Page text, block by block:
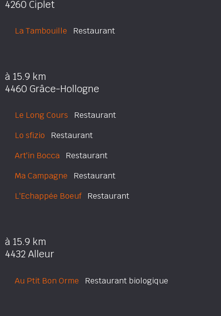
4260 Ciplet
La Tambouille Restaurant
à 15.9 km
4460 Grâce-Hollogne
Le Long Cours Restaurant
Lo sfizio Restaurant
Art'in Bocca Restaurant
Ma Campagne Restaurant
L'Echappée BoeufRestaurant
à 15.9 km
4432 Alleur
Au Ptit Bon Orme Restaurant biologique